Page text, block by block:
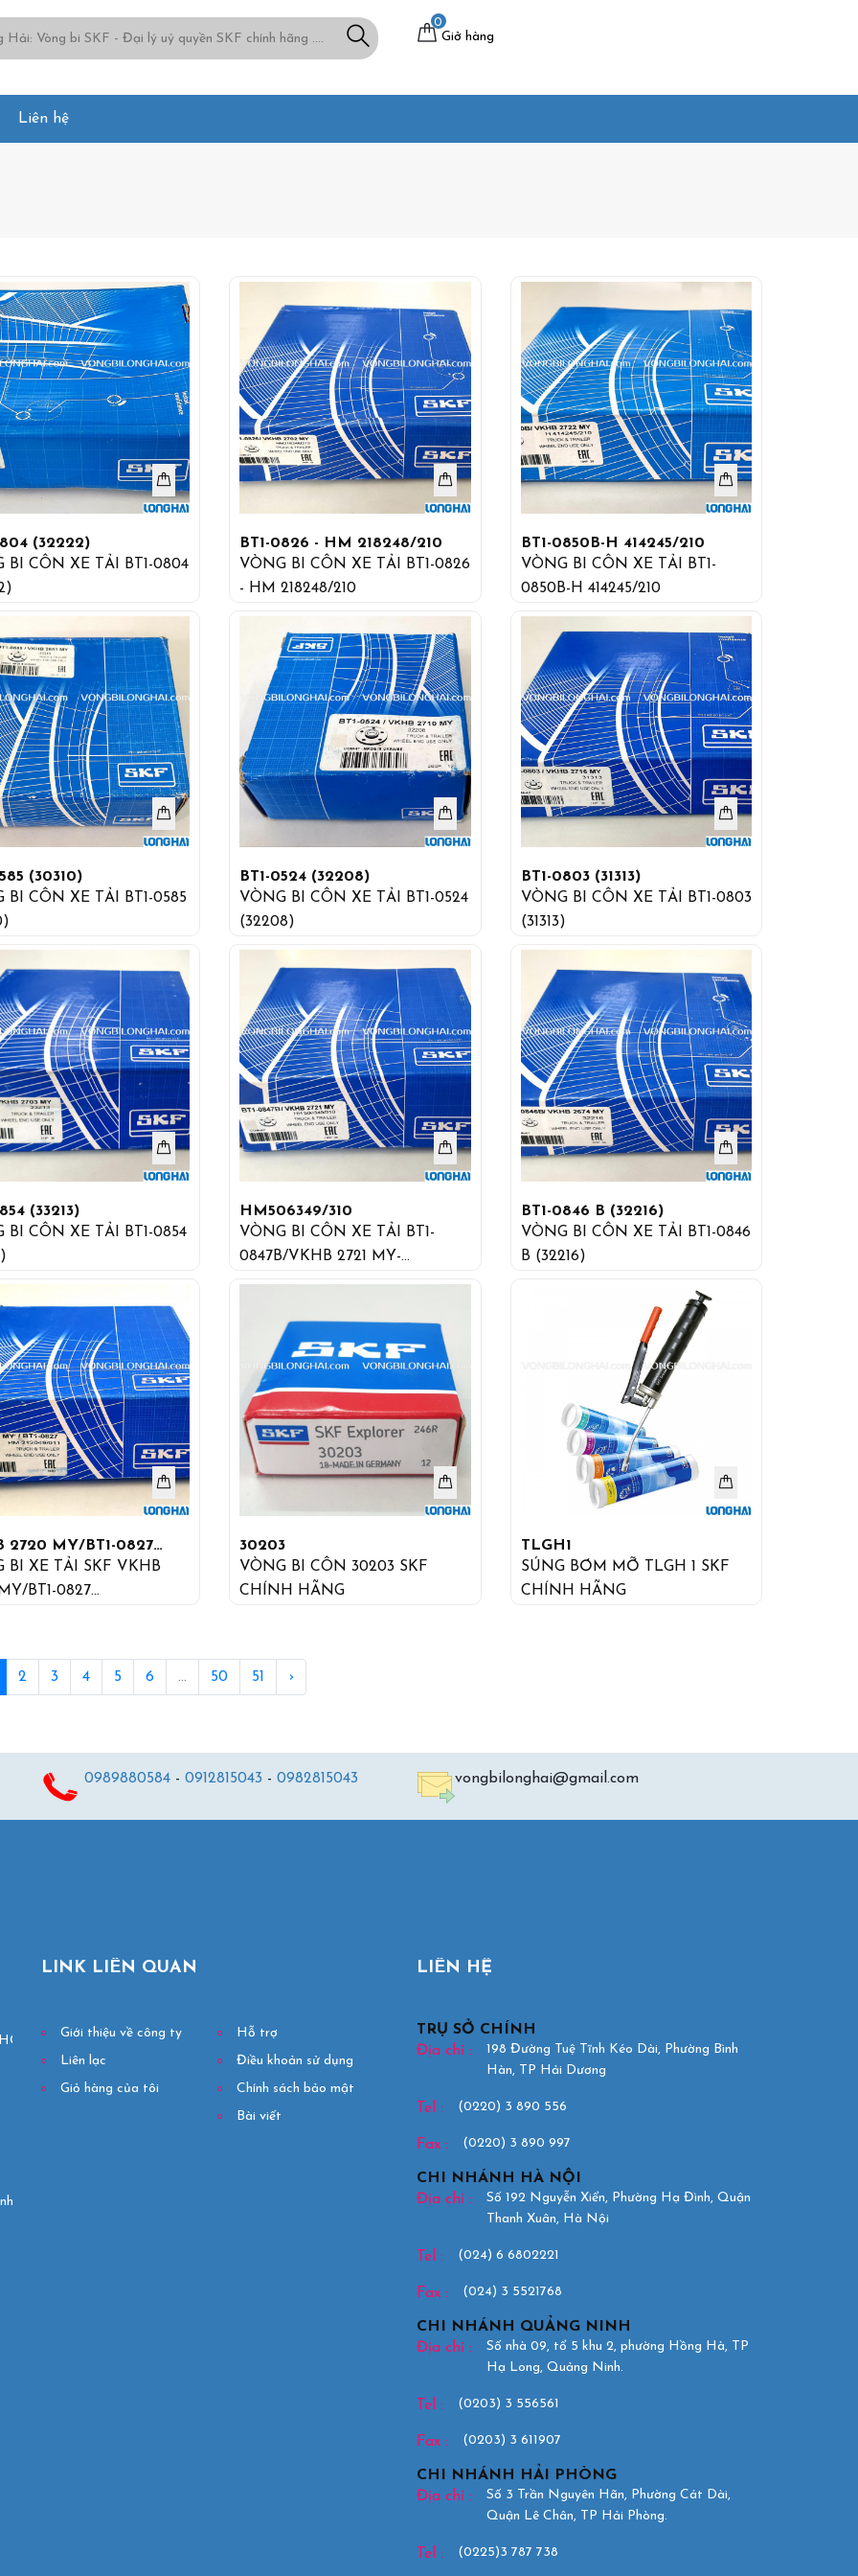
0
Giở hàng
Liên hệ
(32222)
BI CÔN XE TẢI BT1-0804
BT1-0826 - HM 218248/210
VÒNG BI CÔN XE TẢI BT1-0826
- HM 218248/210
BT1-0850B-H 414245/210
VÒNG BI CÔN XE TẢI BT1-
0850B-H 414245/210
(30310)
BI CÔN XE TẢI BT1-0585
BT1-0524 (32208)
VÒNG BI CÔN XE TẢI BT1-0524
(32208)
BT1-0803 (31313)
VÒNG BI CÔN XE TẢI BT1-0803
(31313)
(33213)
BI CÔN XE TẢI BT1-0854
HM506349/310
VÒNG BI CÔN XE TẢI BT1-
0847B/VKHB 2721 MY-
BT1-0846 B (32216)
VÒNG BI CÔN XE TẢI BT1-0846
B (32216)
2720 MY/BT1-0827
011
BI XE TẢI SKF VKHB
BT1-0827
30203
VÒNG BI CÔN 30203 SKF
CHÍNH HÃNG
TLGH1
SÚNG BƠM MỠ TLGH 1 SKF
CHÍNH HÃNG
2 3 4 5 6 ... 50 51 ›
0989880584 - 0912815043 - 0982815043 vongbilonghai@gmail.com
LONG HẢI
Việt Nam
LINK LIÊN QUAN
Giới thiệu về công ty
Liên lạc
Giỏ hàng của tôi
Hỗ trợ
Điều khoản sử dụng
Chính sách bảo mật
Bài viết
LIÊN HỆ
TRỤ SỞ CHÍNH
Địa chỉ :
198 Đường Tuệ Tĩnh Kéo Dài, Phường Bình
Hàn, TP Hải Dương
Tel : (0220) 3 890 556
Fax : (0220) 3 890 997
CHI NHÁNH HÀ NỘI
Địa chỉ :
Số 192 Nguyễn Xiển, Phường Hạ Đình, Quận
Thanh Xuân, Hà Nội
Tel : (024) 6 6802221
Fax : (024) 3 5521768
CHI NHÁNH QUẢNG NINH
Địa chỉ :
Số nhà 09, tổ 5 khu 2, phường Hồng Hà, TP
Hạ Long, Quảng Ninh.
Tel : (0203) 3 556561
Fax : (0203) 3 611907
CHI NHÁNH HẢI PHÒNG
Địa chỉ :
Số 3 Trần Nguyên Hãn, Phường Cát Dài,
Quận Lê Chân, TP Hải Phòng.
Tel : (0225)3 787 738